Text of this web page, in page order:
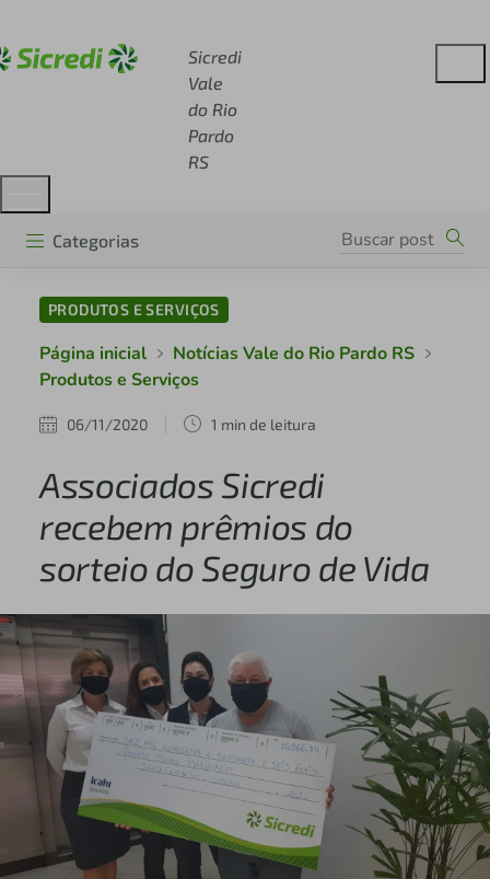
Sicredi
Vale
do Rio
Pardo
RS
Categorias
PRODUTOS E SERVIÇOS
Página inicial
Notícias Vale do Rio Pardo RS
Produtos e Serviços
06/11/2020 1 min de leitura
Associados Sicredi
recebem prêmios do
sorteio do Seguro de Vida